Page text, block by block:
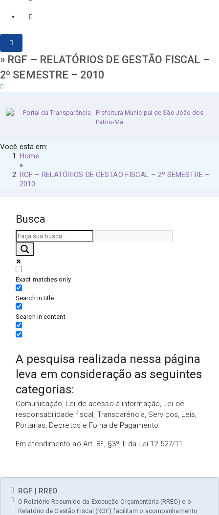
» RGF – RELATÓRIOS DE GESTÃO FISCAL –
2º SEMESTRE – 2010
Você está em:
Home
»
RGF – RELATÓRIOS DE GESTÃO FISCAL – 2º SEMESTRE –
2010
Busca
Exact matches only
Search in title
Search in content
A pesquisa realizada nessa página
leva em consideração as seguintes
categorias:
Comunicação, Lei de acesso à informação, Lei de
responsabilidade fiscal, Transparência, Serviços, Leis,
Portarias, Decretos e Folha de Pagamento.
Em atendimento ao Art. 8º, §3º, I, da Lei 12.527/11
RGF | RREO
O Relatório Resumido da Execução Orçamentária (RREO) e o
Relatório de Gestão Fiscal (RGF) facilitam o acompanhamento